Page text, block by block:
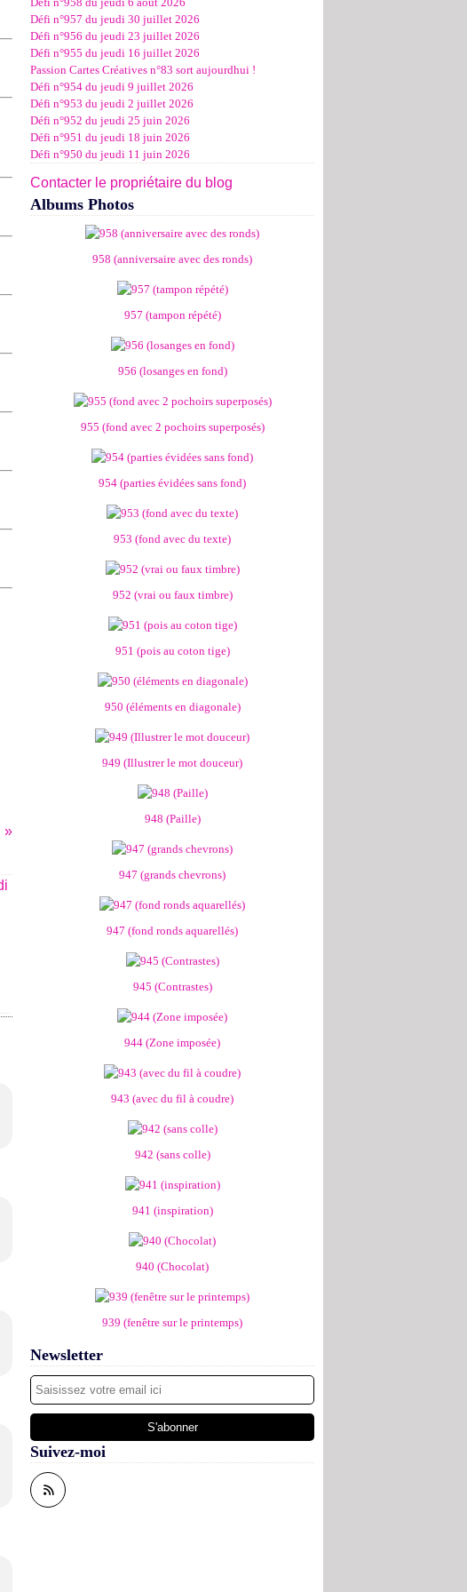
Janvier (4)
Février (8)
Janvier (6)
Mars(12)
Février (14)
Janvier (13)
Avril(19)
Mars(13)
Février (14)
Janvier (15)
Mai(11)
Avril(14)
Mars(16)
Février (14)
Janvier(18)
Juin(16)
Mai(19)
Avril(24)
Mars(16)
Février(15)
Janvier (19)
Juillet(17)
Juin(15)
Mai(19)
Avril(20)
Mars(8)
Février(17)
Janvier (15)
Défi n°957 du jeudi 30 juillet 2026
Défi n°956 du jeudi 23 juillet 2026
Défi n°955 du jeudi 16 juillet 2026
Passion Cartes Créatives n°83 sort aujourdhui !
Défi n°954 du jeudi 9 juillet 2026
Défi n°953 du jeudi 2 juillet 2026
Défi n°952 du jeudi 25 juin 2026
Défi n°951 du jeudi 18 juin 2026
Défi n°950 du jeudi 11 juin 2026
Contacter le propriétaire du blog
Albums Photos
958 (anniversaire avec des ronds)
957 (tampon répété)
956 (losanges en fond)
955 (fond avec 2 pochoirs superposés)
954 (parties évidées sans fond)
953 (fond avec du texte)
952 (vrai ou faux timbre)
951 (pois au coton tige)
950 (éléments en diagonale)
949 (Illustrer le mot douceur)
948 (Paille)
947 (grands chevrons)
947 (fond ronds aquarellés)
945 (Contrastes)
944 (Zone imposée)
943 (avec du fil à coudre)
942 (sans colle)
941 (inspiration)
940 (Chocolat)
939 (fenêtre sur le printemps)
Newsletter
Suivez-moi